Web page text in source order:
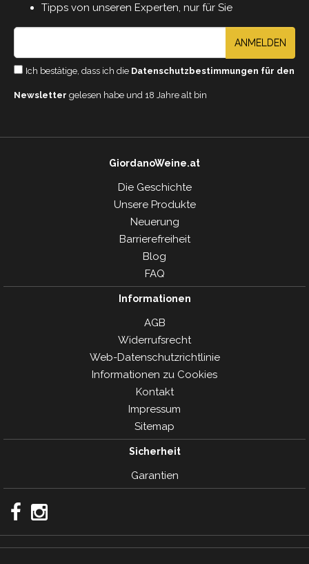
Tipps von unseren Experten, nur für Sie
ANMELDEN
Ich bestätige, dass ich die Datenschutzbestimmungen für den
Newsletter gelesen habe und 18 Jahre alt bin
GiordanoWeine.at
Die Geschichte
Unsere Produkte
Neuerung
Barrierefreiheit
Blog
FAQ
Informationen
AGB
Widerrufsrecht
Web-Datenschutzrichtlinie
Informationen zu Cookies
Kontakt
Impressum
Sitemap
Sicherheit
Garantien